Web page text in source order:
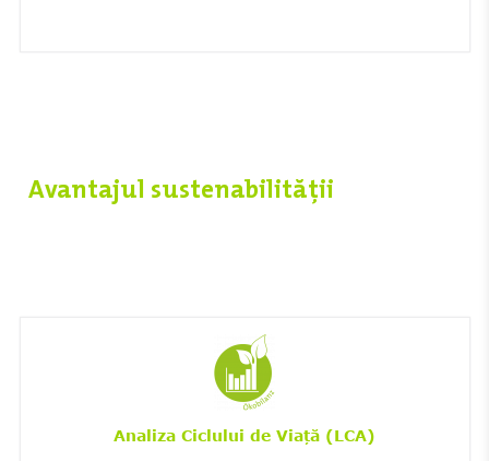
Avantajul sustenabilității
Analiza Ciclului de Viață (LCA)